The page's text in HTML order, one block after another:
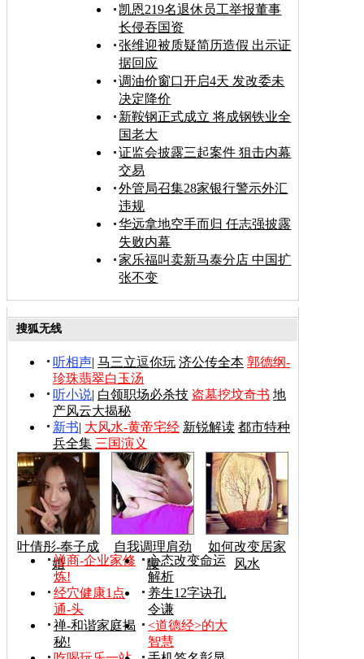
凯恩219名退休员工举报董事
长侵吞国资
张维迎被质疑简历造假 出示证
据回应
调油价窗口开启4天 发改委未
决定降价
新鞍钢正式成立 将成钢铁业全
国老大
证监会披露三起案件 狙击内幕
交易
外管局召集28家银行警示外汇
违规
华远拿地空手而归 任志强披露
失败内幕
家乐福叫卖新马泰分店 中国扩
张不变
搜狐无线
听相声| 马三立逗你玩 济公传全本 郭德纲-
珍珠翡翠白玉汤
听小说| 白领职场必杀技 盗墓挖坟奇书 地
产风云大揭秘
新书| 大风水-黄帝宅经 新锐解读 都市特种
兵全集 三国演义
叶倩彤-奉子成
婚
自我调理肩劲
腰
如何改变居家
风水
禅商-企业家修
炼!
心态改变命运
解析
经穴健康1点
通-头
养生12字诀孔
令谦
禅-和谐家庭揭
秘!
<道德经>的大
智慧